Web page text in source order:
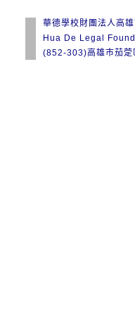
華德學校財團法人高
Hua De Legal
(852-303)高雄市茄